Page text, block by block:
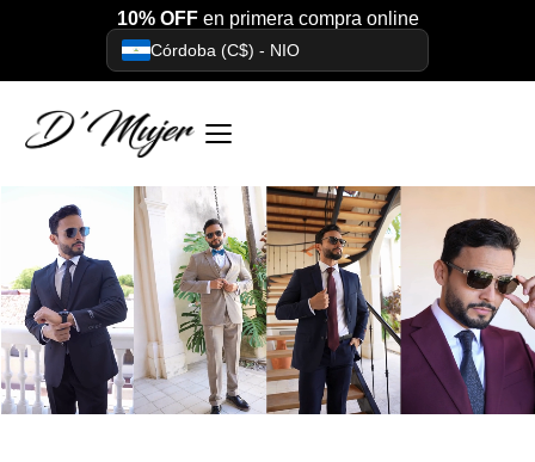
10% OFFen primera compra online
Córdoba (C$) - NIO